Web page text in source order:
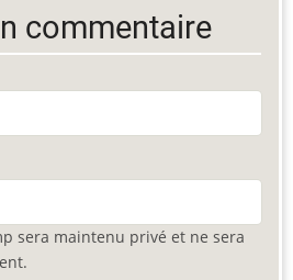
commentaire
sera maintenu privé et ne sera